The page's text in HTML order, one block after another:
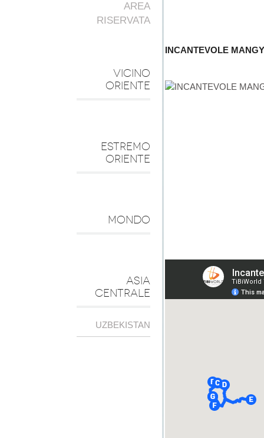
AREA
RISERVATA
VICINO
ORIENTE
ESTREMO
ORIENTE
MONDO
ASIA
CENTRALE
UZBEKISTAN
INCANTEVOLE